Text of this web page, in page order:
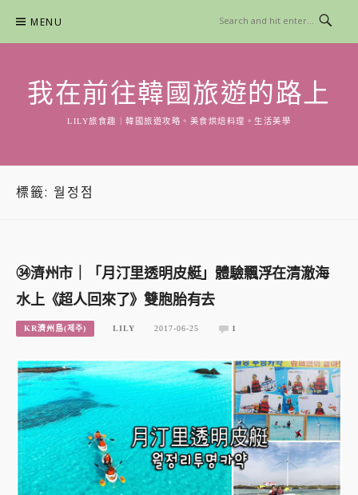
content
MENU
我在前往韓國旅遊的路上
LILY旅食趣｜韓國旅遊攻略。美食烘焙料理。生活美學
標籤: 월정점
㉞濟州市｜「月汀里透明皮艇」體驗飄浮在清澈海
水上《超人回來了》雙胞胎有去
KR濟州島(제주) LILY 2017-06-25 1